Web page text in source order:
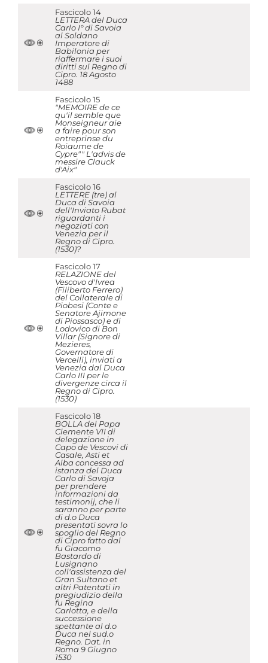
Fascicolo 14
LETTERA del Duca
Carlo I° di Savoia
al Soldano
Imperatore di
Babilonia per
riaffermare i suoi
diritti sul Regno di
Cipro. 18 Agosto
1488
Fascicolo 15
"MEMOIRE de ce
qu'il semble que
Monseigneur aie
a faire pour son
entreprinse du
Roiaume de
Cypre"" L'advis de
messire Clauck
d'Aix"
Fascicolo 16
LETTERE (tre) al
Duca di Savoia
dell'Inviato Rubat
riguardanti i
negoziati con
Venezia per il
Regno di Cipro.
(1530)?
Fascicolo 17
RELAZIONE del
Vescovo d'Ivrea
(Filiberto Ferrero)
del Collaterale di
Piobesi (Conte e
Senatore Ajimone
di Piossasco) e di
Lodovico di Bon
Villar (Signore di
Mezieres,
Governatore di
Vercelli), inviati a
Venezia dal Duca
Carlo III per le
divergenze circa il
Regno di Cipro.
(1530)
Fascicolo 18
BOLLA del Papa
Clemente VII di
delegazione in
Capo de Vescovi di
Casale, Asti et
Alba concessa ad
istanza del Duca
Carlo di Savoja
per prendere
informazioni da
testimonij, che li
saranno per parte
di d.o Duca
presentati sovra lo
spoglio del Regno
di Cipro fatto dal
fu Giacomo
Bastardo di
Lusignano
coll'assistenza del
Gran Sultano et
altri Patentati in
pregiudizio della
fu Regina
Carlotta, e della
successione
spettante al d.o
Duca nel sud.o
Regno. Dat. in
Roma 9 Giugno
1530